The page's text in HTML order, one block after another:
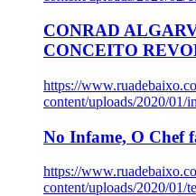
CONRAD
CONCEITO
https://
content/uploads/2020/01/
No Infame, O Chef
https://
content/uploads/2020/01/